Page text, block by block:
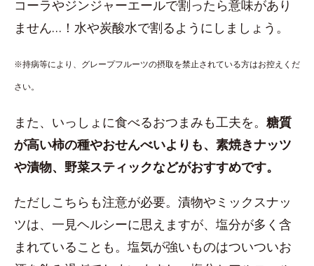
コーラやジンジャーエールで割ったら意味があり
ません…！水や炭酸水で割るようにしましょう。
※持病等により、グレープフルーツの摂取を禁止されている方はお控えくだ
さい。
また、いっしょに食べるおつまみも工夫を。 糖質
が高い柿の種やおせんべいよりも、素焼きナッツ
や漬物、野菜スティックなどがおすすめです。
ただしこちらも注意が必要。漬物やミックスナッ
ツは、一見ヘルシーに思えますが、塩分が多く含
まれていることも。塩気が強いものはついついお